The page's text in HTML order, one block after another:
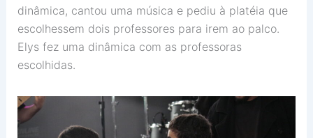
dinâmica, cantou uma música e pediu à platéia que
escolhessem dois professores para irem ao palco.
Elys fez uma dinâmica com as professoras
escolhidas.